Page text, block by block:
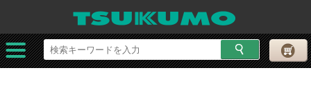
ツクモネットショップ 家電総合 OAサプライ関連